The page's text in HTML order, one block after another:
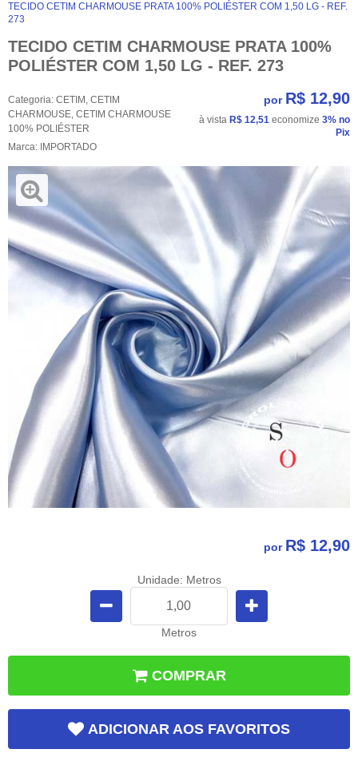
TECIDO CETIM CHARMOUSE PRATA 100% POLIÉSTER COM 1,50 LG - REF.
273
TECIDO CETIM CHARMOUSE PRATA 100%
POLIÉSTER COM 1,50 LG - REF. 273
Categoria: CETIM , CETIM
CHARMOUSE, CETIM CHARMOUSE
100% POLIÉSTER
Marca: IMPORTADO
por R$ 12,90
à vista R$ 12,51 economize 3% no
Pix
por R$ 12,90
Unidade: Metros
Metros
COMPRAR
ADICIONAR AOS FAVORITOS